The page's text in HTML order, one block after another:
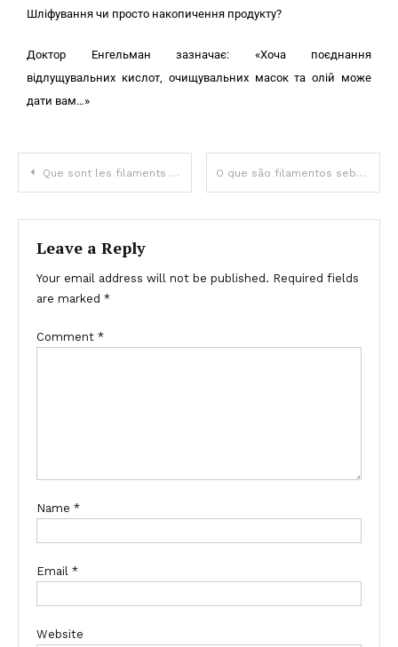
Шліфування чи просто накопичення продукту?
Доктор Енгельман зазначає: «Хоча поєднання
відлущувальних кислот, очищувальних масок та олій може
дати вам…»
Que sont les filaments sébacés et pourquoi apparaissent-ils sur votre peau ? O que são filamentos sebáceos e por que eles aparecem na sua pele?
Leave a Reply
Your email address will not be published. Required fields
are marked *
Comment *
Name *
Email *
Website